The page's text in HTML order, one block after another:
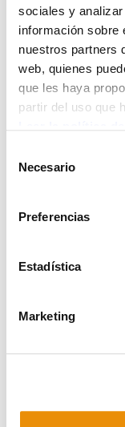
sociales y
información sobre
nuestros partners
web, quienes
que les haya
partir del uso que
Necesario
Preferencias
Estadística
Marketing